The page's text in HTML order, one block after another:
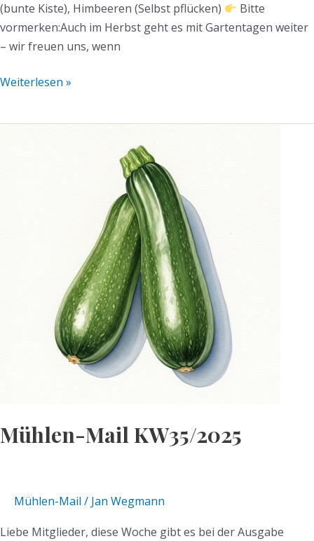
(bunte Kiste), Himbeeren (Selbst pflücken)
Bitte
vormerken:Auch im Herbst geht es mit Gartentagen weiter
– wir freuen uns, wenn
Weiterlesen »
Mühlen-Mail KW35/2025
Mühlen-Mail / Jan Wegmann
Liebe Mitglieder, diese Woche gibt es bei der Ausgabe